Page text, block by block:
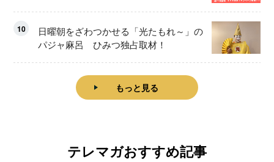
10
日曜朝をざわつかせる「光たもれ～」の
パジャ麻呂 ひみつ独占取材！
もっと見る
テレマガおすすめ記事